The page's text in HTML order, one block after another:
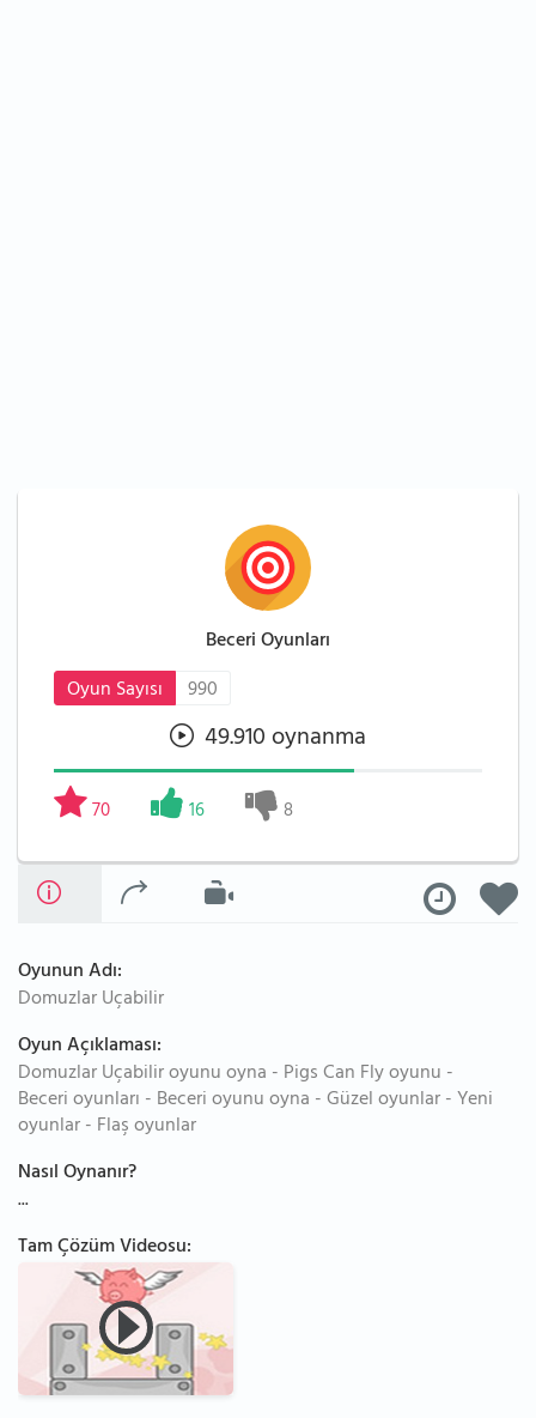
Beceri Oyunları
Oyun Sayısı
990
49.910 oynanma
70 16 8
Oyunun Adı:
Domuzlar Uçabilir
Oyun Açıklaması:
Domuzlar Uçabilir oyunu oyna - Pigs Can Fly oyunu -
Beceri oyunları - Beceri oyunu oyna - Güzel oyunlar - Yeni
oyunlar - Flaş oyunlar
Nasıl Oynanır?
...
Tam Çözüm Videosu: